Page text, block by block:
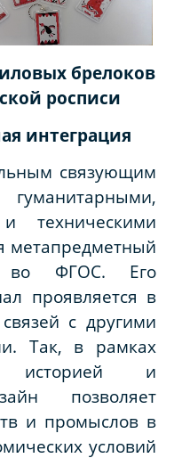
брелоков
росписи
интеграция
связующим
и техническими
метапредметный
во ФГОС. Его
проявляется в
с другими
Так, в рамках
историей и
позволяет
и промыслов в
условий